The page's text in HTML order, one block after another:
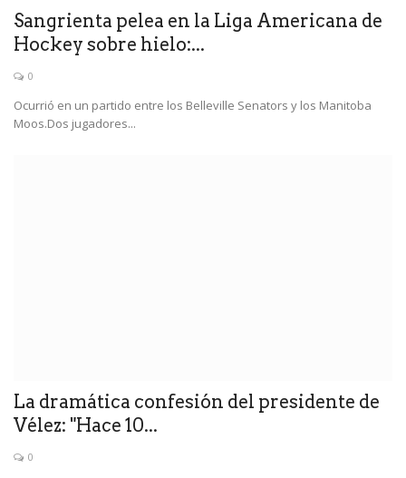
Sangrienta pelea en la Liga Americana de
Hockey sobre hielo:...
0
Ocurrió en un partido entre los Belleville Senators y los Manitoba
Moos.Dos jugadores...
La dramática confesión del presidente de
Vélez: "Hace 10...
0